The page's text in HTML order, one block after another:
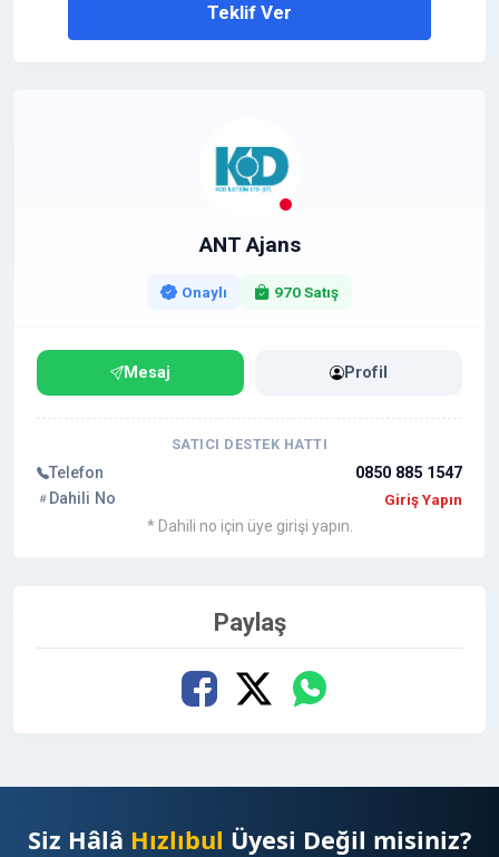
Teklif Ver
ANT Ajans
Onaylı 970 Satış
Mesaj Profil
SATICI DESTEK HATTI
Telefon
0850 885 1547
Dahili No
Giriş Yapın
* Dahili no için üye girişi yapın.
Paylaş
Siz Hâlâ Hızlıbul Üyesi Değil misiniz?